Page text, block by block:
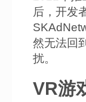
后，开发
然无法回
扰。
VR游